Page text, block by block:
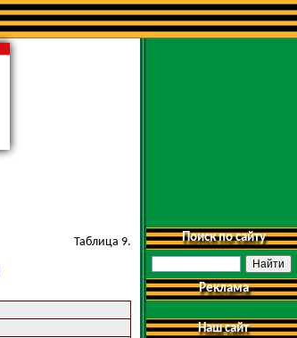
Таблица 9. Поиск по сайту
Реклама
Наш сайт